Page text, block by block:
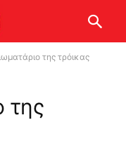
της τρόικας
της